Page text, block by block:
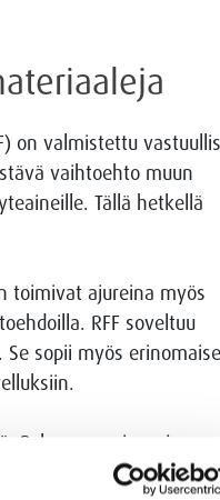
on valmistettu
vaihtoehto muun
Tällä hetkellä
toimivat ajureina myös
RFF soveltuu
sopii myös
jossa
käytössä olevan